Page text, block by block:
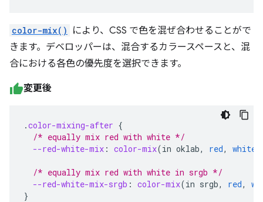
color-mix()
により、CSS で色を混ぜ合わせることがで
きます。デベロッパーは、混合するカラースペースと、混
合における各色の優先度を選択できます。
変更後
.color-mixing-after {
/* equally mix red with white */
--red-white-mix : color-mix(in oklab, red, white
/* equally mix red with white in srgb */
--red-white-mix-srgb : color-mix(in srgb, red,
}